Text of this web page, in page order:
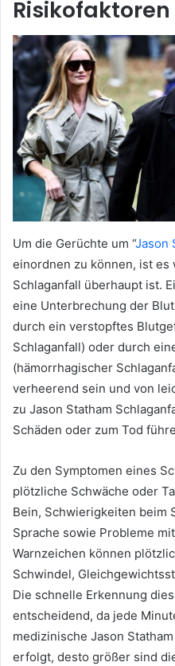
Risikofaktoren
Um die Gerüchte um “Jason
einordnen zu können, ist
Schlaganfall überhaupt ist.
eine Unterbrechung der
durch ein verstopftes
Schlaganfall) oder durch
(hämorrhagischer
verheerend sein und von
zu Jason Statham
Schäden oder zum Tod
Zu den Symptomen eines
plötzliche Schwäche oder
Bein, Schwierigkeiten beim
Sprache sowie Probleme
Warnzeichen können
Schwindel,
Die schnelle Erkennung
entscheidend, da jede
medizinische Jason
erfolgt, desto größer sind